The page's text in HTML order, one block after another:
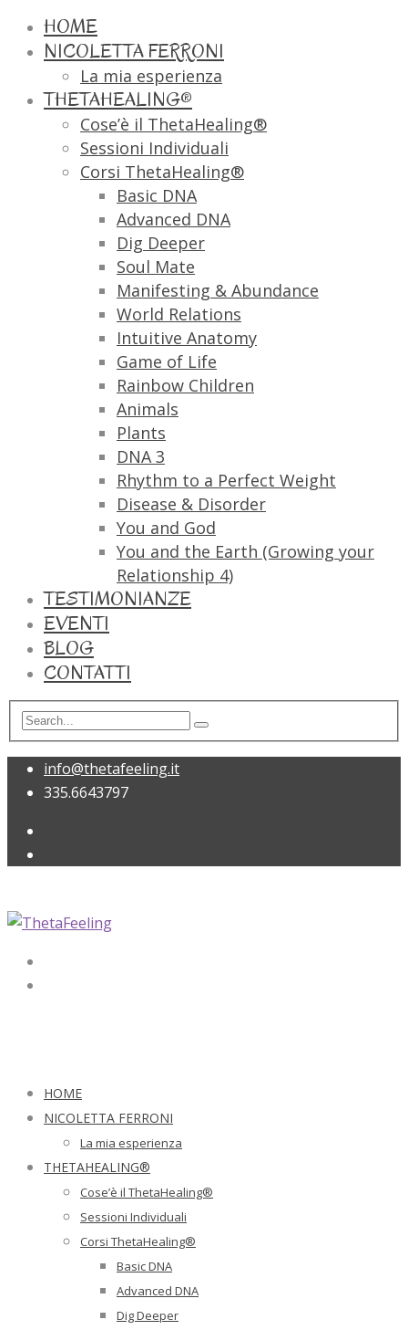
HOME
NICOLETTA FERRONI
La mia esperienza
THETAHEALING®
Cose’è il ThetaHealing®
Sessioni Individuali
Corsi ThetaHealing®
Basic DNA
Advanced DNA
Dig Deeper
Soul Mate
Manifesting & Abundance
World Relations
Intuitive Anatomy
Game of Life
Rainbow Children
Animals
Plants
DNA 3
Rhythm to a Perfect Weight
Disease & Disorder
You and God
You and the Earth (Growing your
Relationship 4)
TESTIMONIANZE
EVENTI
BLOG
CONTATTI
info@thetafeeling.it
335.6643797
HOME
NICOLETTA FERRONI
La mia esperienza
THETAHEALING®
Cose’è il ThetaHealing®
Sessioni Individuali
Corsi ThetaHealing®
Basic DNA
Advanced DNA
Dig Deeper